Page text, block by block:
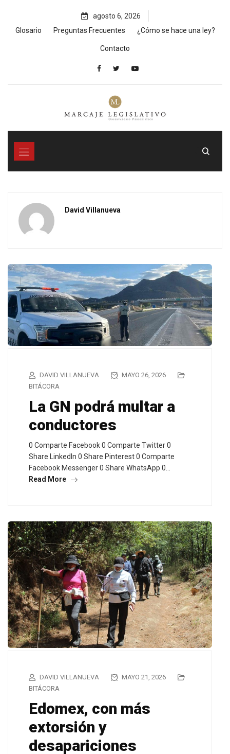
content
agosto 6, 2026
Glosario
Preguntas Frecuentes ¿Cómo se hace una ley?
Contacto
David Villanueva
DAVID VILLANUEVA
MAYO 26, 2026
BITÁCORA
La GN podrá multar a
conductores
0 Comparte Facebook 0 Comparte Twitter 0
Share LinkedIn 0 Share Pinterest 0 Comparte
Facebook Messenger 0 Share WhatsApp 0…
Read More
DAVID VILLANUEVA
MAYO 21, 2026
BITÁCORA
Edomex, con más
extorsión y
desapariciones